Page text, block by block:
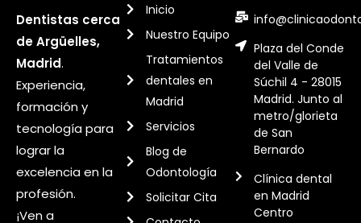
Dentistas cerca
de Argüelles,
Madrid.
Experiencia,
formación y
tecnología para
lograr la
excelencia en la
profesión.
¡Ven a
Inicio
Nuestro Equipo
Tratamientos
dentales en
Madrid
Servicios
Blog de
Odontología
Solicitar Cita
Plaza del Conde
del Valle de
Súchil 4 - 28015
Madrid. Junto al
metro/glorieta
de San
Bernardo
Clínica dental
en Madrid
Centro